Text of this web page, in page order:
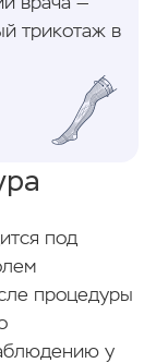
врача —
трикотаж в
под
процедуры
у